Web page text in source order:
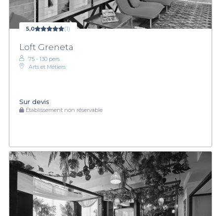
5,0 (1)
Loft Greneta
75 - 130 pers.
Arts et Métiers
Sur devis
Établissement non réservable